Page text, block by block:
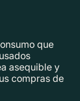
que
asequible y
compras de